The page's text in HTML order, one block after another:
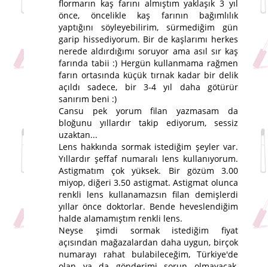
flormarın kaş farını almıştım yaklaşık 3 yıl
önce, öncelikle kaş farının bağımlılık
yaptığını söyleyebilirim, sürmediğim gün
garip hissediyorum. Bir de kaşlarımı herkes
nerede aldırdığımı soruyor ama asıl sır kaş
farında tabii :) Hergün kullanmama rağmen
farın ortasında küçük tırnak kadar bir delik
açıldı sadece, bir 3-4 yıl daha götürür
sanırım beni :)
Cansu pek yorum filan yazmasam da
bloğunu yıllardır takip ediyorum, sessiz
uzaktan...
Lens hakkında sormak istediğim şeyler var.
Yıllardır şeffaf numaralı lens kullanıyorum.
Astigmatım çok yüksek. Bir gözüm 3.00
miyop, diğeri 3.50 astigmat. Astigmat olunca
renkli lens kullanamazsın filan demişlerdi
yıllar önce doktorlar. Bende heveslendiğim
halde alamamıştım renkli lens.
Neyse şimdi sormak istediğim fiyat
açısından mağazalardan daha uygun, birçok
numarayı rahat bulabileceğim, Türkiye'de